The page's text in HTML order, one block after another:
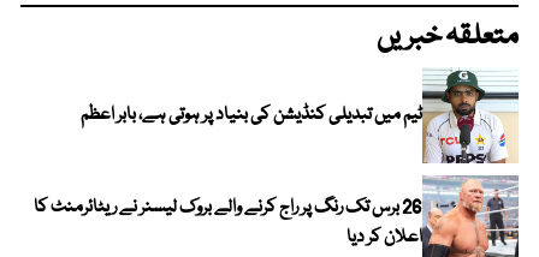
متعلقہ خبریں
ٹیم میں تبدیلی کنڈیشن کی بنیاد پر ہوتی ہے، بابر اعظم
26 برس تک رنگ پر راج کرنے والے بروک لیسنر نے ریٹائرمنٹ کا
اعلان کر دیا